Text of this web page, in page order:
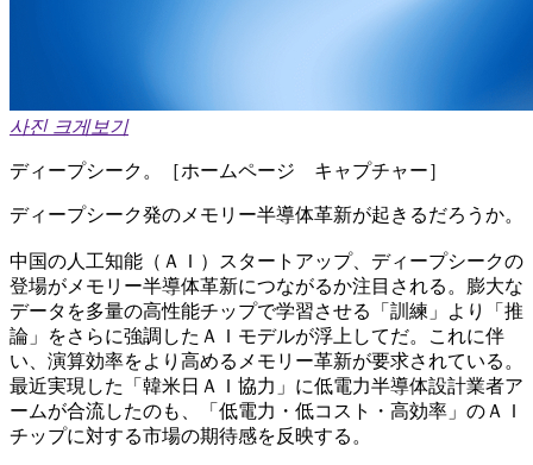
사진 크게보기
ディープシーク。［ホームページ キャプチャー］
ディープシーク発のメモリー半導体革新が起きるだろうか。
中国の人工知能（ＡＩ）スタートアップ、ディープシークの
登場がメモリー半導体革新につながるか注目される。膨大な
データを多量の高性能チップで学習させる「訓練」より「推
論」をさらに強調したＡＩモデルが浮上してだ。これに伴
い、演算効率をより高めるメモリー革新が要求されている。
最近実現した「韓米日ＡＩ協力」に低電力半導体設計業者ア
ームが合流したのも、「低電力・低コスト・高効率」のＡＩ
チップに対する市場の期待感を反映する。